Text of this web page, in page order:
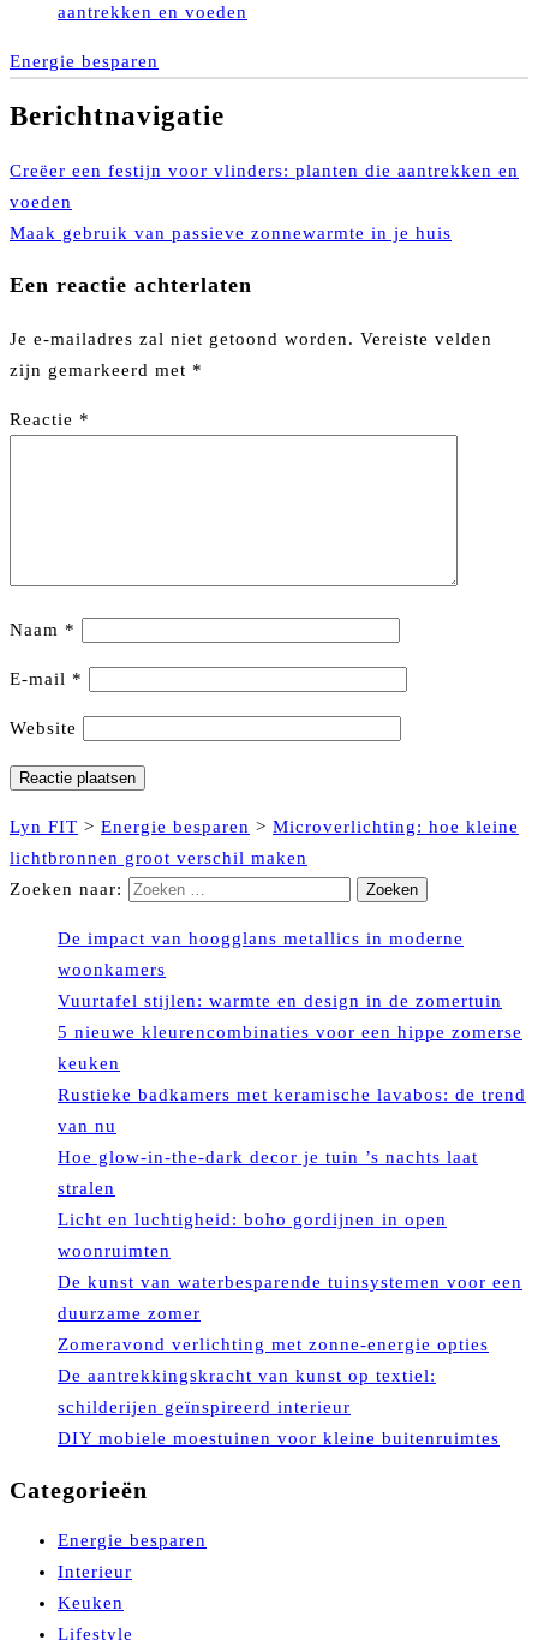
aantrekken en voeden
Energie besparen
Berichtnavigatie
Creëer een festijn voor vlinders: planten die aantrekken en
voeden
Maak gebruik van passieve zonnewarmte in je huis
Een reactie achterlaten
Je e-mailadres zal niet getoond worden. Vereiste velden
zijn gemarkeerd met *
Reactie *
Naam *
E-mail *
Website
Lyn FIT > Energie besparen > Microverlichting: hoe kleine
lichtbronnen groot verschil maken
Zoeken naar:
De impact van hoogglans metallics in moderne
woonkamers
Vuurtafel stijlen: warmte en design in de zomertuin
5 nieuwe kleurencombinaties voor een hippe zomerse
keuken
Rustieke badkamers met keramische lavabos: de trend
van nu
Hoe glow-in-the-dark decor je tuin ’s nachts laat
stralen
Licht en luchtigheid: boho gordijnen in open
woonruimten
De kunst van waterbesparende tuinsystemen voor een
duurzame zomer
Zomeravond verlichting met zonne-energie opties
De aantrekkingskracht van kunst op textiel:
schilderijen geïnspireerd interieur
DIY mobiele moestuinen voor kleine buitenruimtes
Categorieën
Energie besparen
Interieur
Keuken
Lifestyle